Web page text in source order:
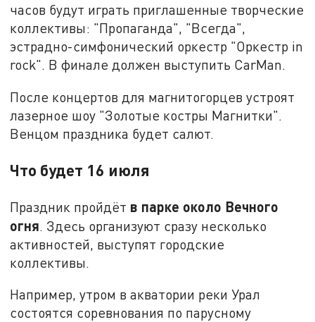
часов будут играть приглашенные творческие
коллективы: "Пропаганда", "Всегда",
эстрадно-симфонический оркестр "Оркестр in
rock". В финале должен выступить CarMan.
После концертов для магнитогорцев устроят
лазерное шоу "Золотые костры Магнитки".
Венцом праздника будет салют.
Что будет 16 июля
Праздник пройдёт в парке около Вечного
огня. Здесь организуют сразу несколько
активностей, выступят городские
коллективы.
Например, утром в акватории реки Урал
состоятся соревнования по парусному